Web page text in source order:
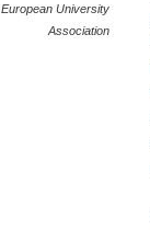
European University
Association